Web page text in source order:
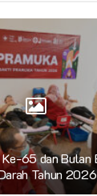
65 dan Bulan
Tahun 2026